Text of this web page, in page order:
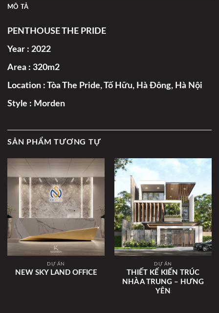
MÔ TẢ
PENTHOUSE THE PRIDE
Year : 2022
Area : 320m2
Location : Tòa The Pride, Tố Hữu, Hà Đông, Hà Nội
Style : Morden
SẢN PHẨM TƯƠNG TỰ
DỰ ÁN
NEW SKY LAND OFFICE
DỰ ÁN
THIẾT KẾ KIẾN TRÚC
NHÀ A TRUNG – HƯNG
YÊN